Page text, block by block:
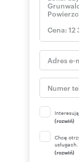
(rozwiń)
Chcę
usługach.
(rozwiń)